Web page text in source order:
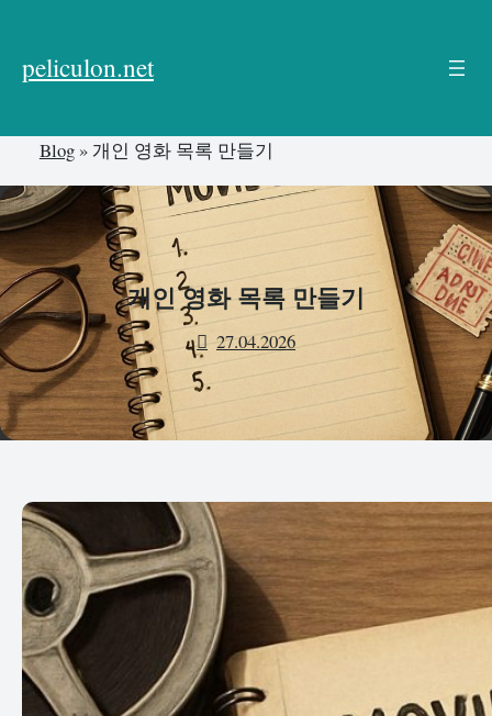
뛰
기
peliculon.net
Blog» 개인 영화 목록 만들기
개인 영화 목록 만들기
27.04.2026